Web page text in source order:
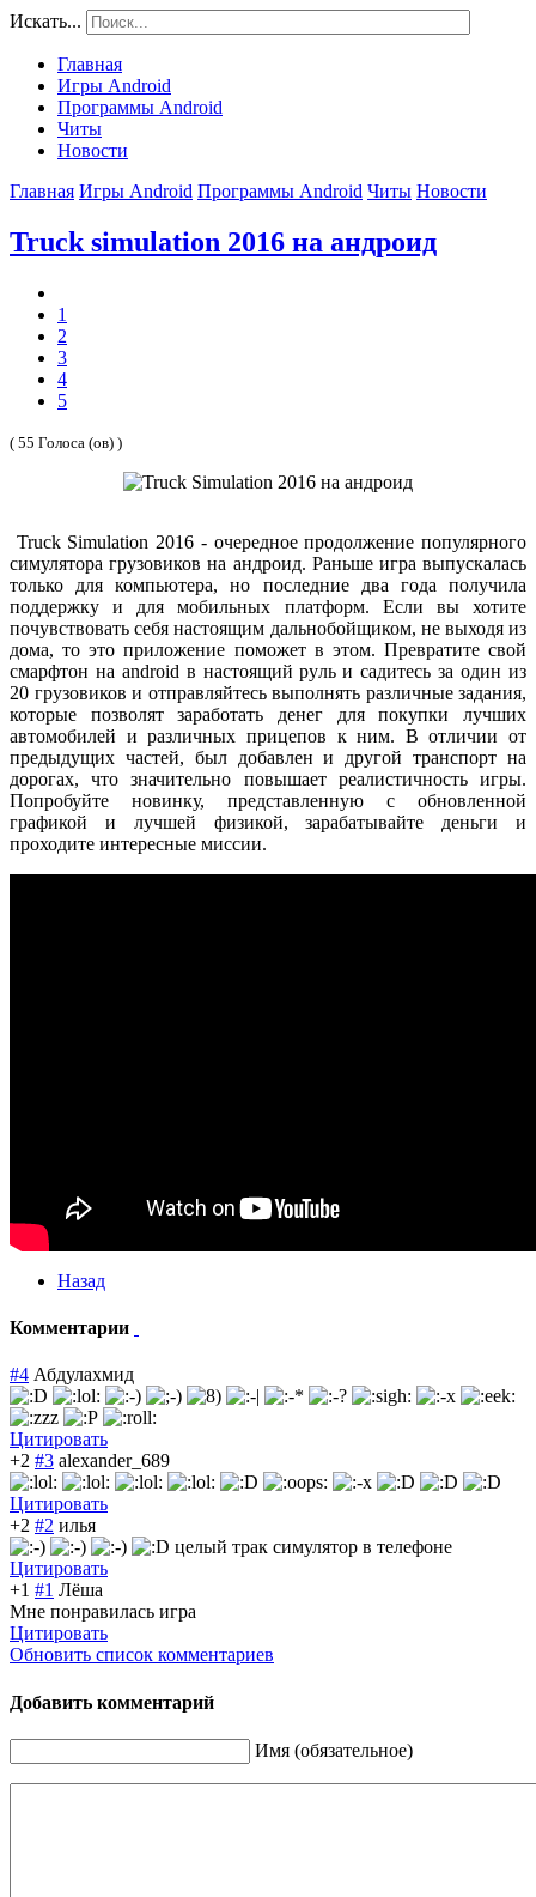
Искать...
Главная
Игры Android
Программы Android
Читы
Новости
Главная Игры Android Программы Android Читы Новости
Truck simulation 2016 на андроид
1
2
3
4
5
( 55 Голоса (ов) )
Truck Simulation 2016 - очередное продолжение популярного
симулятора грузовиков на андроид. Раньше игра выпускалась
только для компьютера, но последние два года получила
поддержку и для мобильных платформ. Если вы хотите
почувствовать себя настоящим дальнобойщиком, не выходя из
дома, то это приложение поможет в этом. Превратите свой
смарфтон на android в настоящий руль и садитесь за один из
20 грузовиков и отправляйтесь выполнять различные задания,
которые позволят заработать денег для покупки лучших
автомобилей и различных прицепов к ним. В отличии от
предыдущих частей, был добавлен и другой транспорт на
дорогах, что значительно повышает реалистичность игры.
Попробуйте новинку, представленную с обновленной
графикой и лучшей физикой, зарабатывайте деньги и
проходите интересные миссии.
Назад
Комментарии
#4 Абдулахмид
Цитировать
+2 #3 alexander_689
Цитировать
+2 #2 илья
целый трак симулятор в телефоне
Цитировать
+1 #1 Лёша
Мне понравилась игра
Цитировать
Обновить список комментариев
Добавить комментарий
Имя (обязательное)